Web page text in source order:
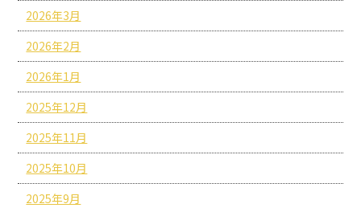
2026年3月
2026年2月
2026年1月
2025年12月
2025年11月
2025年10月
2025年9月